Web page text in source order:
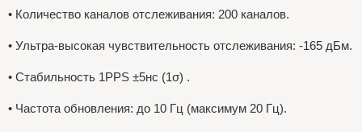
• Количество каналов отслеживания: 200 каналов.
• Ультра-высокая чувствительность отслеживания: -165 дБм.
• Стабильность 1PPS ±5нс (1σ) .
• Частота обновления: до 10 Гц (максимум 20 Гц).